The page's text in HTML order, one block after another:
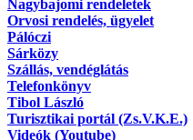
Nagybajomi rendeletek
Orvosi rendelés, ügyelet
Pálóczi
Sárközy
Szállás, vendéglátás
Telefonkönyv
Tibol László
Turisztikai portál (Zs.V.K.E.)
Videók (Youtube)